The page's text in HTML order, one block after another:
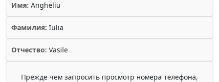
Имя: Angheliu
Фамилия: Iulia
Отчество: Vasile
Прежде чем запросить просмотр номера телефона,